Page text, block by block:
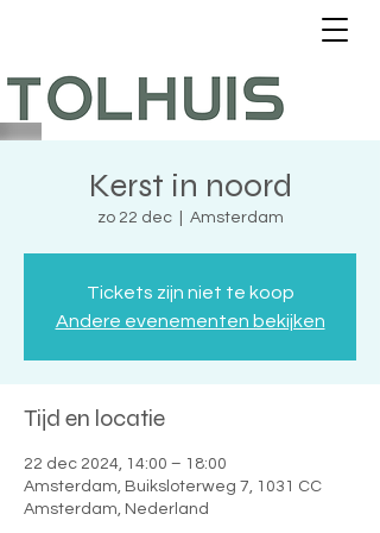
Kerst in noord
zo 22 dec
  |
Amsterdam
Tickets zijn niet te koop
Andere evenementen bekijken
Tijd en locatie
22 dec 2024, 14:00 – 18:00
Amsterdam, Buiksloterweg 7, 1031 CC
Amsterdam, Nederland